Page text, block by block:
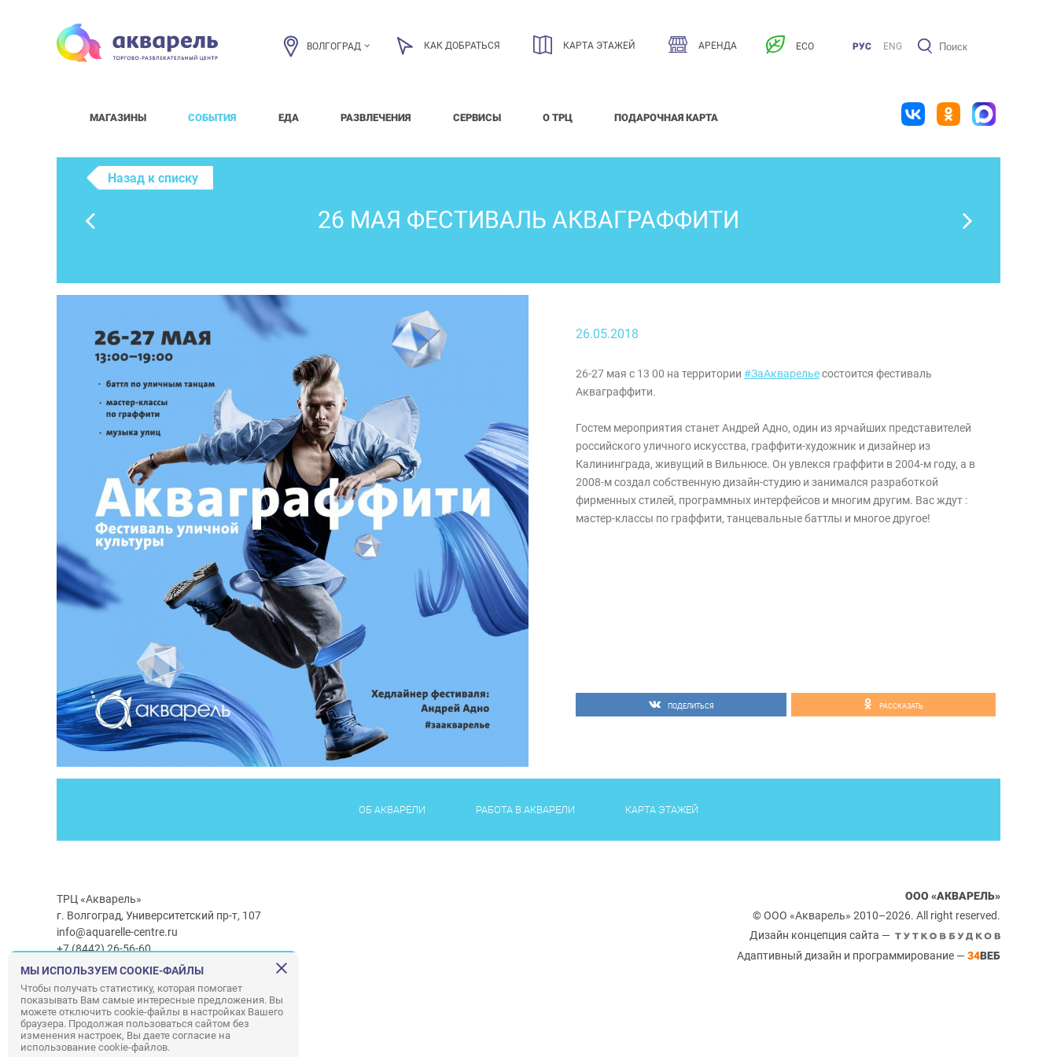
ВОЛГОГРАД КАК ДОБРАТЬСЯ КАРТА ЭТАЖЕЙ АРЕНДА ECO РУС ENG
МАГАЗИНЫ СОБЫТИЯ ЕДА РАЗВЛЕЧЕНИЯ СЕРВИСЫ О ТРЦ ПОДАРОЧНАЯ КАРТА
Назад к списку
26 МАЯ ФЕСТИВАЛЬ АКВАГРАФФИТИ
26.05.2018
26-27 мая с 13 00 на территории #ЗаАкварельесостоится фестиваль
Акваграффити.
Гостем мероприятия станет Андрей Адно, один из ярчайших представителей
российского уличного искусства, граффити-художник и дизайнер из
Калининграда, живущий в Вильнюсе. Он увлекся граффити в 2004-м году, а в
2008-м создал собственную дизайн-студию и занимался разработкой
фирменных стилей, программных интерфейсов и многим другим. Вас ждут :
мастер-классы по граффити, танцевальные баттлы и многое другое!
ПОДЕЛИТЬСЯ РАССКАЗАТЬ
ОБ АКВАРЕЛИ РАБОТА В АКВАРЕЛИ КАРТА ЭТАЖЕЙ
ТРЦ «Акварель»
г. Волгоград, Университетский пр-т, 107
info@aquarelle-centre.ru
+7 (8442) 26-56-60
Часы работы ТРЦ: с 10:00 до 22:00
Часы работы г/м Ашан:с 08:00 до 23:00
Часы работыг/мЛемана ПРО:с 08:00 до 22:00
Правила посещения ТРЦ «Акварель»
ООО «АКВАРЕЛЬ»
© ООО «Акварель» 2010–2026. All right reserved.
Дизайн концепция сайта —
Адаптивный дизайн и программирование — 34ВЕБ
МЫ ИСПОЛЬЗУЕМ COOKIE-ФАЙЛЫ
Чтобы получать статистику, которая помогает
показывать Вам самые интересные предложения. Вы
можете отключить cookie-файлы в настройках Вашего
браузера. Продолжая пользоваться сайтом без
изменения настроек, Вы даете согласие на
использование cookie-файлов.